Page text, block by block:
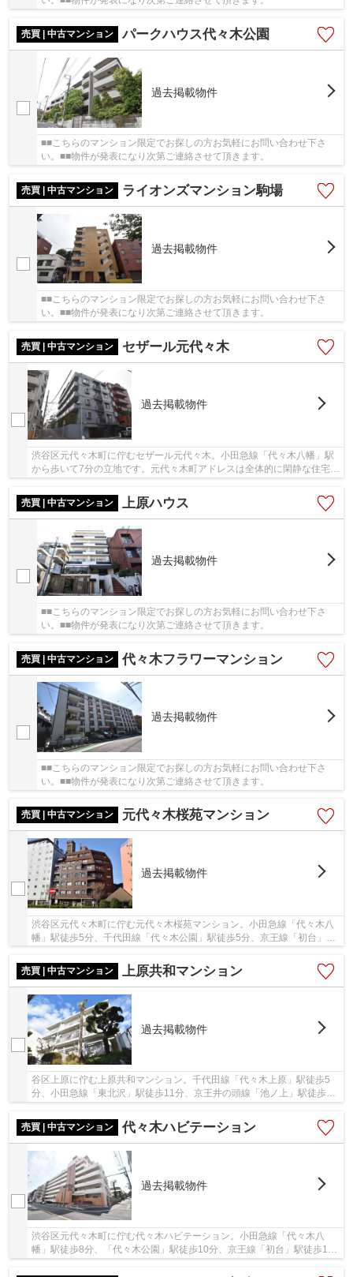
売買 | 中古マンション パークハウス代々木公園
過去掲載物件
■■こちらのマンション限定でお探しの方お気軽にお問い合わせ下さ
い。■■物件が発表になり次第ご連絡させて頂きます。
売買 | 中古マンション ライオンズマンション駒場
過去掲載物件
■■こちらのマンション限定でお探しの方お気軽にお問い合わせ下さ
い。■■物件が発表になり次第ご連絡させて頂きます。
売買 | 中古マンション セザール元代々木
過去掲載物件
渋谷区元代々木町に佇むセザール元代々木。小田急線「代々木八幡」駅
から歩いて7分の立地です。元代々木町アドレスは全体的に閑静な住宅街
売買 | 中古マンション
上原ハウス
過去掲載物件
■■こちらのマンション限定でお探しの方お気軽にお問い合わせ下さ
い。■■物件が発表になり次第ご連絡させて頂きます。
売買 | 中古マンション 代々木フラワーマンション
過去掲載物件
■■こちらのマンション限定でお探しの方お気軽にお問い合わせ下さ
い。■■物件が発表になり次第ご連絡させて頂きます。
売買 | 中古マンション 元代々木桜苑マンション
過去掲載物件
渋谷区元代々木町に佇む元代々木桜苑マンション。小田急線「代々木八
幡」駅徒歩5分、千代田線「代々木公園」駅徒歩5分、京王線「初台」駅
売買 | 中古マンション
上原共和マンション
過去掲載物件
谷区上原に佇む上原共和マンション。千代田線「代々木上原」駅徒歩5
分、小田急線「東北沢」駅徒歩11分、京王井の頭線「池ノ上」駅徒歩13
売買 | 中古マンション
代々木ハビテーション
過去掲載物件
渋谷区元代々木町に佇む代々木ハビテーション。小田急線「代々木八
幡」駅徒歩8分、「代々木公園」駅徒歩10分、京王線「初台」駅徒歩11